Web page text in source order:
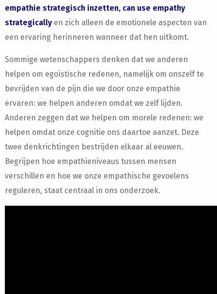
empathie strategisch inzetten, can use empathy
strategically en zich alleen de emotionele aspecten van
een ervaring herinneren wanneer dat hen uitkomt.
Sommige wetenschappers denken dat we anderen
helpen om egoïstische redenen, namelijk om onszelf te
bevrijden van de pijn die we door onze empathie
ervaren: we helpen anderen omdat we zelf lijden.
Anderen zeggen dat we helpen om morele redenen: we
helpen omdat onze cognitie ons daartoe aanzet. Deze
twee denkrichtingen bestrijden elkaar al eeuwen.
Begrijpen hoe empathieniveaus tussen mensen
verschillen en hoe we onze empathische gevoelens
reguleren, staat centraal in ons onderzoek.